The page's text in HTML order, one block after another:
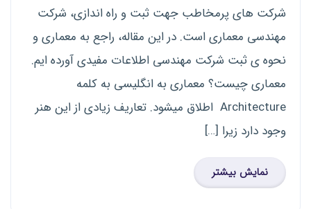
شرکت های پرمخاطب جهت ثبت و راه اندازی، شرکت
مهندسی معماری است. در این مقاله، راجع به معماری و
نحوه ی ثبت شرکت مهندسی اطلاعات مفیدی آورده ایم.
معماری چیست؟ معماری به انگلیسی به کلمه
Architecture اطلاق میشود. تعاریف زیادی از این هنر
وجود دارد زیرا […]
نمایش بیشتر